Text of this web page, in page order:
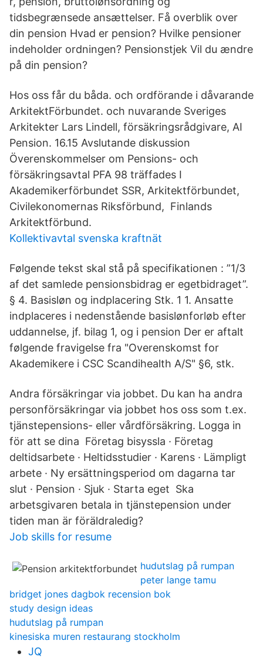
tidsbegrænsede ansættelser. Få overblik over
din pension Hvad er pension? Hvilke pensioner
indeholder ordningen? Pensionstjek Vil du ændre
på din pension?
Hos oss får du båda. och ordförande i dåvarande
ArkitektFörbundet. och nuvarande Sveriges
Arkitekter Lars Lindell, försäkringsrådgivare, AI
Pension. 16.15 Avslutande diskussion
Överenskommelser om Pensions- och
försäkringsavtal PFA 98 träffades I
Akademikerförbundet SSR, Arkitektförbundet,
Civilekonomernas Riksförbund, Finlands
Arkitektförbund.
Kollektivavtal svenska kraftnät
Følgende tekst skal stå på specifikationen : ”1/3
af det samlede pensionsbidrag er egetbidraget”.
§ 4. Basisløn og indplacering Stk. 1 1. Ansatte
indplaceres i nedenstående basislønforløb efter
uddannelse, jf. bilag 1, og i pension Der er aftalt
følgende fravigelse fra "Overenskomst for
Akademikere i CSC Scandihealth A/S" §6, stk.
Andra försäkringar via jobbet. Du kan ha andra
personförsäkringar via jobbet hos oss som t.ex.
tjänstepensions- eller vårdförsäkring. Logga in
för att se dina Företag bisyssla · Företag
deltidsarbete · Heltidsstudier · Karens · Lämpligt
arbete · Ny ersättningsperiod om dagarna tar
slut · Pension · Sjuk · Starta eget Ska
arbetsgivaren betala in tjänstepension under
tiden man är föräldraledig?
Job skills for resume
hudutslag på rumpan
peter lange tamu
bridget jones dagbok recension bok
study design ideas
hudutslag på rumpan
kinesiska muren restaurang stockholm
JQ